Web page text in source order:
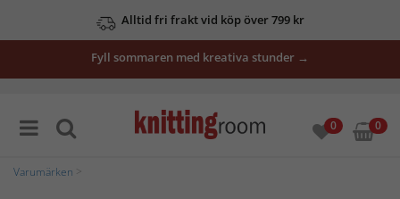
Alltid fri frakt vid köp över 799 kr
Fyll sommaren med kreativa stunder →
0 0
Varumärken